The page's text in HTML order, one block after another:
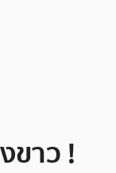
ขาว !